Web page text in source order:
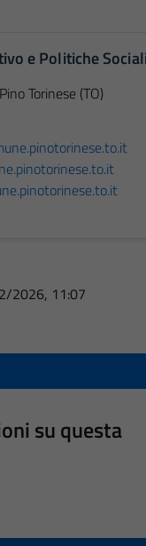
e Politiche
Torinese (TO)
2026, 11:07
su questa